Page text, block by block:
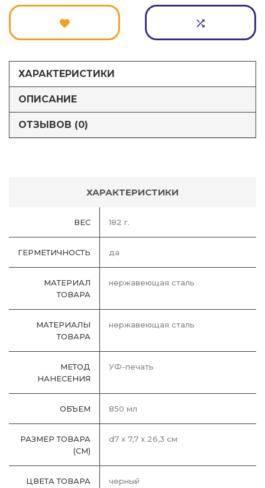
ХАРАКТЕРИСТИКИ
ОПИСАНИЕ
ОТЗЫВОВ (0)
ХАРАКТЕРИСТИКИ
ВЕС 182 г.
ГЕРМЕТИЧНОСТЬ да
МАТЕРИАЛ
ТОВАРА
нержавеющая сталь
МАТЕРИАЛЫ
ТОВАРА
нержавеющая cталь
МЕТОД
НАНЕСЕНИЯ
УФ-печать
ОБЪЕМ 850 мл
РАЗМЕР ТОВАРА
(СМ)
d7 х 7,7 х 26,3 см
ЦВЕТА ТОВАРА черный